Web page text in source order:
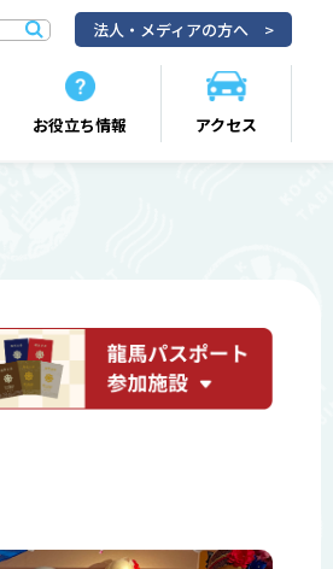
お役立ち情報 アクセス
法人・メディアの方へ